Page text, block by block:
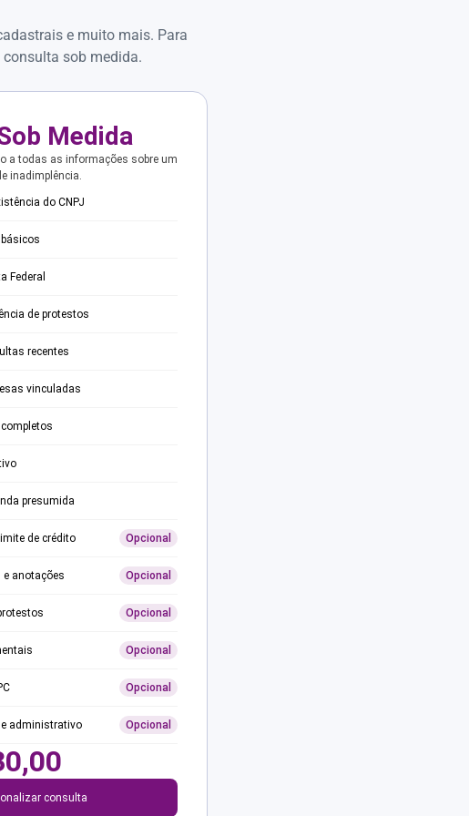
e muito mais. Para
sob medida.
Medida
a todas as informações sobre um
inadimplência.
do CNPJ
Federal
de protestos
recentes
vinculadas
presumida
de crédito Opcional
anotações Opcional
Opcional
Opcional
Opcional
administrativo Opcional
consulta